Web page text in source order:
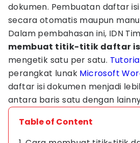
dokumen. Pembuatan daftar
secara otomatis maupun
Dalam pembahasan ini, IDN
membuat titik-titik daftar
mengetik satu per satu.
perangkat lunak Microsoft
daftar isi dokumen menjadi
antara baris satu dengan
Table of Content